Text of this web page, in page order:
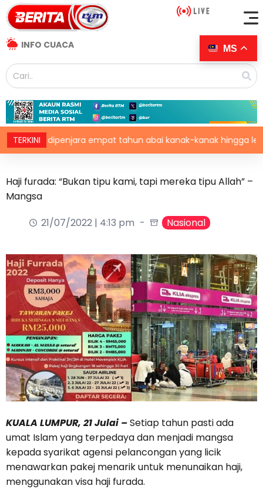
INFO CUACA
TERKINIempat tahun abai kanak-kanak hingga lemas
Haji furada: “Bukan tipu kami, tapi mereka tipu Allah” –
Mangsa
21/07/2022 | 4:13 pm
Nasional
KUALA LUMPUR, 21 Julai –Setiap tahun pasti ada
umat Islam yang terpedaya dan menjadi mangsa
kepada syarikat agensi pelancongan yang licik
menawarkan pakej menarik untuk menunaikan haji,
menggunakan visa haji furada.
MS